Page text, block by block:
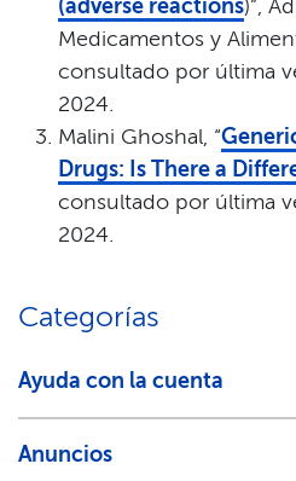
Categorías​​
Ayuda con la cuenta​​
Anuncios​​
(adverse reactions)”,
Medicamentos y
consultado por última
2024.​​
Malini Ghoshal, “
Drugs: Is There a
consultado por última
2024.​​